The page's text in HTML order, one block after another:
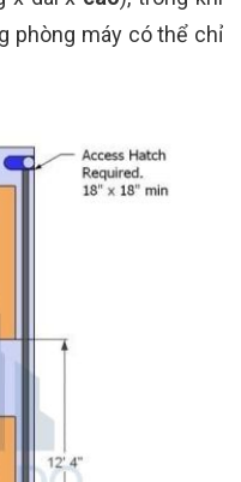
phòng máy có thể chỉ